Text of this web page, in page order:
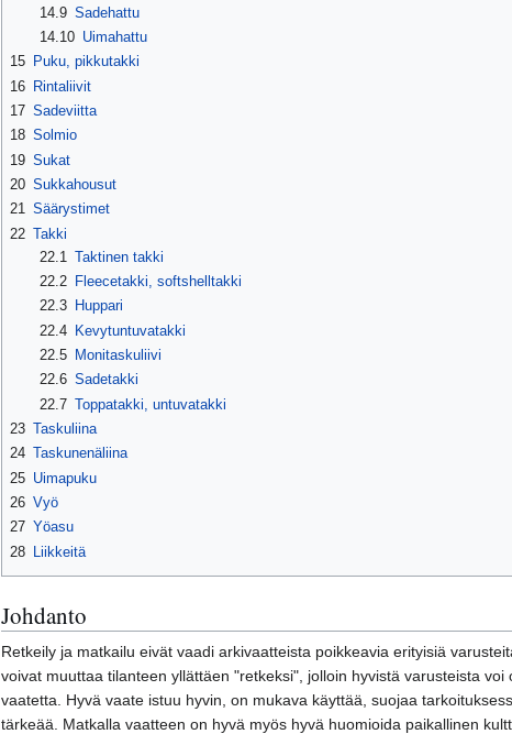
14.9 Sadehattu
14.10 Uimahattu
15 Puku, pikkutakki
16 Rintaliivit
17 Sadeviitta
18 Solmio
19 Sukat
20 Sukkahousut
21 Säärystimet
22 Takki
22.1 Taktinen takki
22.2
Fleecetakki, softshelltakki
22.3
Huppari
22.4 Kevytuntuvatakki
22.5
Monitaskuliivi
22.6 Sadetakki
22.7 Toppatakki, untuvatakki
23 Taskuliina
24 Taskunenäliina
25 Uimapuku
26 Vyö
27 Yöasu
28 Liikkeitä
Johdanto
Retkeily ja matkailu eivät vaadi arkivaatteista poikkeavia erityisiä
voivat muuttaa tilanteen yllättäen "retkeksi", jolloin hyvistä varusteista
vaatetta. Hyvä vaate istuu hyvin, on mukava käyttää, suojaa
tärkeää. Matkalla vaatteen on hyvä myös hyvä huomioida paikallinen